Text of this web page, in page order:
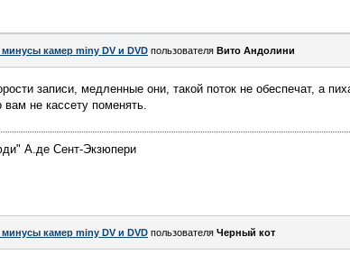
камер miny DV и DVD пользователя Вито Андолини
записи, медленные они, такой поток не обеспечат, а
вам не кассету поменять.
А.де Сент-Экзюпери
камер miny DV и DVD пользователя Черный кот